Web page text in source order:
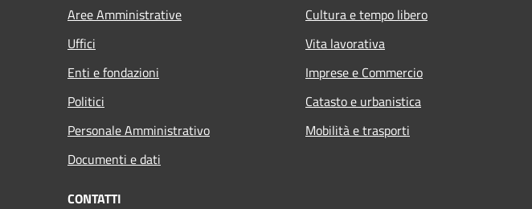
Aree Amministrative
Uffici
Enti e fondazioni
Politici
Personale Amministrativo
Documenti e dati
Cultura e tempo libero
Vita lavorativa
Imprese e Commercio
Catasto e urbanistica
Mobilità e trasporti
CONTATTI